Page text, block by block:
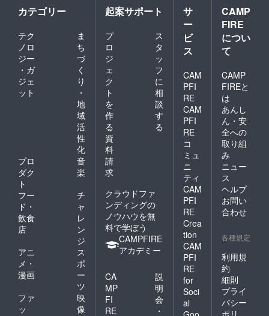
カテゴリー
テク
ノロ
ジー
・ガ
ジェ
ット
ま
ち
づ
く
り
・
地
域
活
性
化
プロ
ダク
ト
音
楽
フー
ド・
飲食
店
チ
ャ
レ
ン
ジ
アニ
メ・
漫画
ス
ポ
ー
ツ
ファ
ッ
映
像
起案サポート
プ
ロ
ジ
ェ
ク
ト
を
作
る
ス
タ
ッ
フ
に
相
談
す
る
資
料
請
求
クラウドファ
ンディングの
ノウハウを無
料で学ぼう
CAMPFIRE
アカデミー
CA
MP
FI
RE
説
明
会
・
サ
ー
ビ
ス
CAM
PFI
RE
CAM
PFI
RE
コ
ミュ
ニ
ティ
CAM
PFI
RE
Crea
tion
CAM
PFI
RE
for
Soci
al
CAMP
FIRE
につい
て
CAMP
FIREと
は
あんし
ん・安
全への
取り組
み
ニュー
ス
ヘルプ
お問い
合わせ
各種規定
利用規
約
細則
プライ
バシー
ポリ